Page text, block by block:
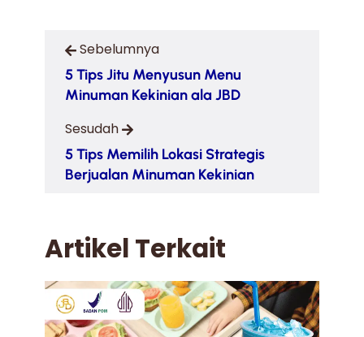
Sebelumnya
5 Tips Jitu Menyusun Menu
Minuman Kekinian ala JBD
Sesudah
5 Tips Memilih Lokasi Strategis
Berjualan Minuman Kekinian
Artikel Terkait